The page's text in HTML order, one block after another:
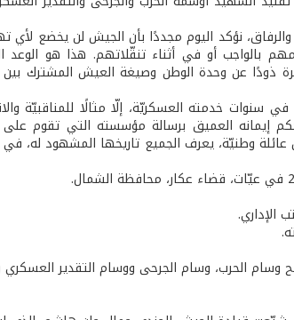
نؤكد اليوم مجددًا بأن الجيش لن يخضع لأي
بالواجب أو في أثناء تنقّلاتهم. هذا هو
ذودًا عن وحدة الوطن وصيغة العيش المشترك بين
سنوات خدمته العسكريّة، إلّا مثالًا للمناقبيّة
إيمانه العميق برسالة مؤسسته التي تقوم على
وطنيّة، يعرف الجميع تاريخها المشهود له، في
الإداري.
وسام الحرب، وسام الجرحى ووسام التقدير العسكري